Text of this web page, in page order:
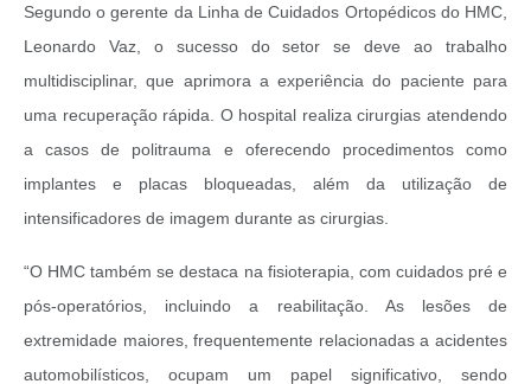
Segundo o gerente da Linha de Cuidados Ortopédicos do HMC,
Leonardo Vaz, o sucesso do setor se deve ao trabalho
multidisciplinar, que aprimora a experiência do paciente para
uma recuperação rápida. O hospital realiza cirurgias atendendo
a casos de politrauma e oferecendo procedimentos como
implantes e placas bloqueadas, além da utilização de
intensificadores de imagem durante as cirurgias.
“O HMC também se destaca na fisioterapia, com cuidados pré e
pós-operatórios, incluindo a reabilitação. As lesões de
extremidade maiores, frequentemente relacionadas a acidentes
automobilísticos, ocupam um papel significativo, sendo